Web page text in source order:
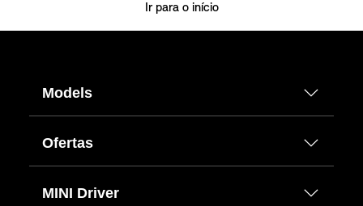
Ir para o início
Models
Ofertas
MINI Driver